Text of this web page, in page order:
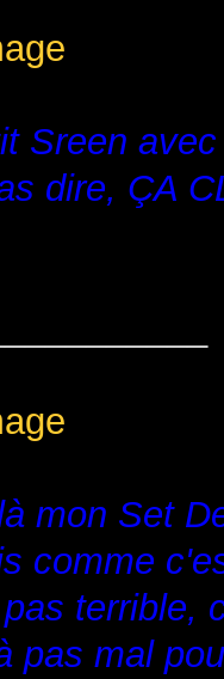
Sreen
dire, ÇA
mon Set
comme
terrible,
pas mal